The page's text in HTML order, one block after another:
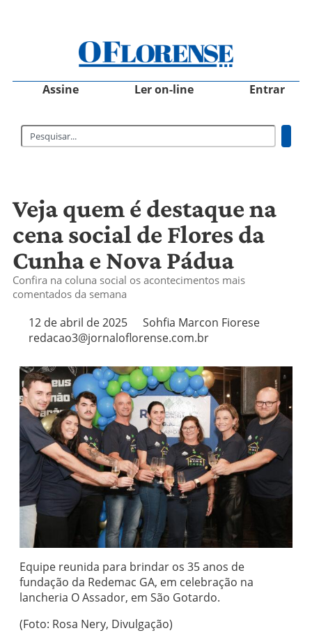
Assine Ler on-line Entrar
Veja quem é destaque na
cena social de Flores da
Cunha e Nova Pádua
Confira na coluna social os acontecimentos mais
comentados da semana
12 de abril de 2025
Sohfia Marcon Fiorese
redacao3@jornaloflorense.com.br
Equipe reunida para brindar os 35 anos de
fundação da Redemac GA, em celebração na
lancheria O Assador, em São Gotardo.
(Foto: Rosa Nery, Divulgação)